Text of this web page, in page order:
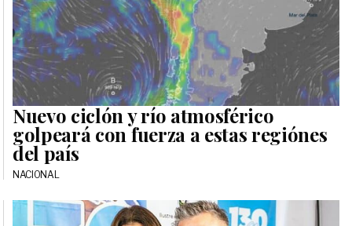
Nuevo ciclón y río atmosférico
golpeará con fuerza a estas regiónes
del país
NACIONAL